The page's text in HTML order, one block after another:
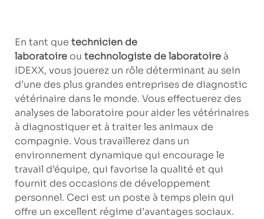
En tant que technicien de
laboratoire ou technologiste de laboratoireà
IDEXX, vous jouerez un rôle déterminant au sein
d’une des plus grandes entreprises de diagnostic
vétérinaire dans le monde. Vous effectuerez des
analyses de laboratoire pour aider les vétérinaires
à diagnostiquer et à traiter les animaux de
compagnie. Vous travaillerez dans un
environnement dynamique qui encourage le
travail d’équipe, qui favorise la qualité et qui
fournit des occasions de développement
personnel. Ceci est un poste à temps plein qui
offre un excellent régime d’avantages sociaux.